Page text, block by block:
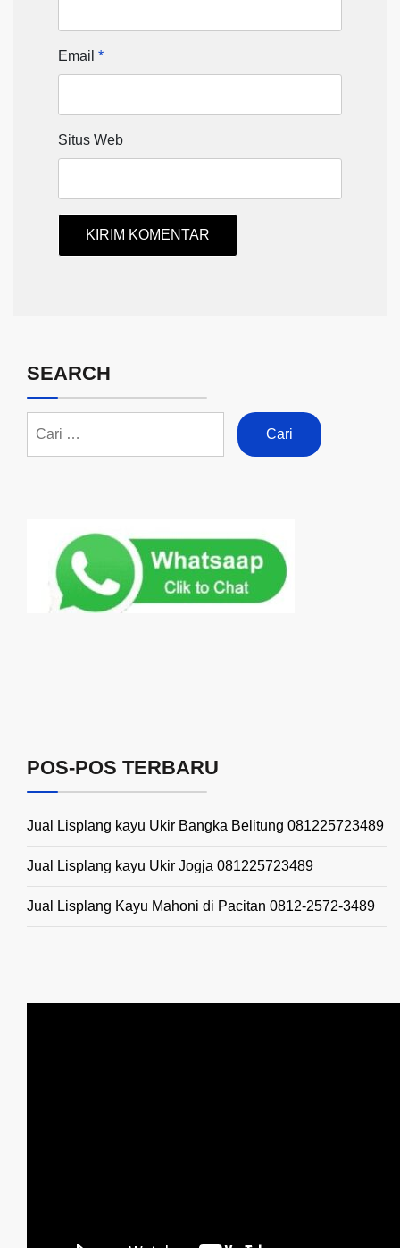
Email *
Situs Web
SEARCH
POS-POS TERBARU
Jual Lisplang kayu Ukir Bangka Belitung 081225723489
Jual Lisplang kayu Ukir Jogja 081225723489
Jual Lisplang Kayu Mahoni di Pacitan 0812-2572-3489